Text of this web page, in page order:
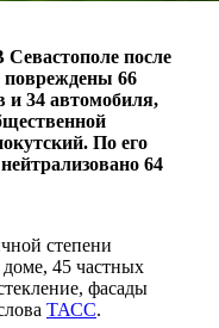
после
66
и 34 автомобиля,
По его
64
степени
45 частных
фасады
ТАСС.